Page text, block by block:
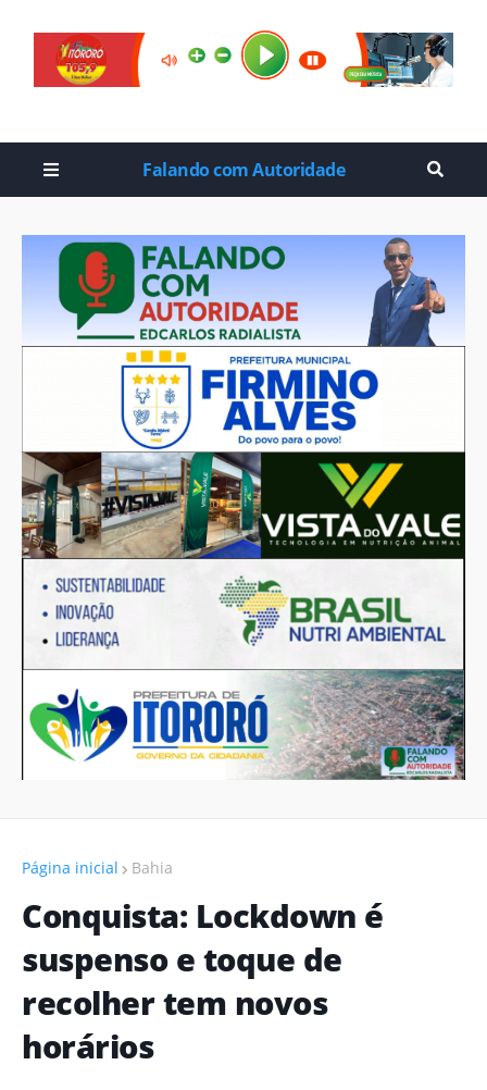
Falando com Autoridade
Página inicial Bahia
Conquista: Lockdown é
suspenso e toque de
recolher tem novos
horários